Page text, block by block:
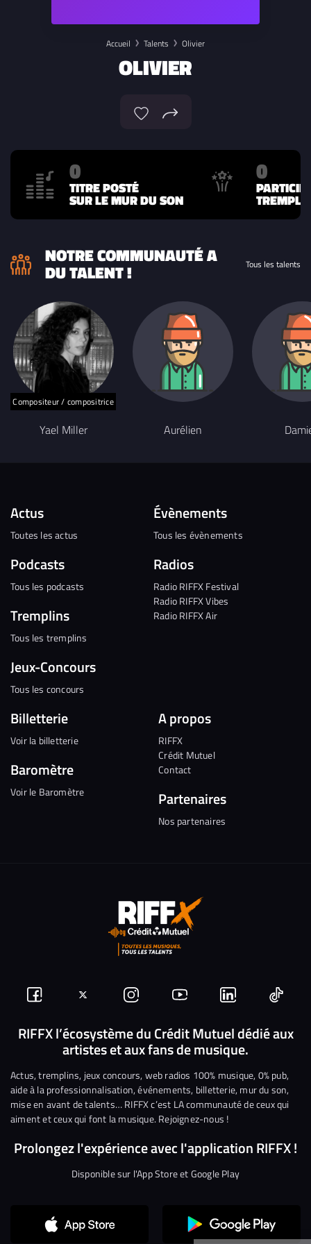
Continuer sans accepter
Accueil Talents Olivier
OLIVIER
0
TITRE POSTÉ
SUR LE MUR DU SON
0
NOTRE COMMUNAUTÉ A
DU TALENT ! Tous les talents
Compositeur / compositrice
Yael Miller Aurélien
Actus
Toutes les actus
Podcasts
Tous les podcasts
Tremplins
Tous les tremplins
Jeux-Concours
Tous les concours
Évènements
Tous les évènements
Radios
Radio RIFFX Festival
Radio RIFFX Vibes
Radio RIFFX Air
Billetterie
Voir la billetterie
Baromètre
Voir le Baromètre
A propos
RIFFX
Crédit Mutuel
Contact
Partenaires
Nos partenaires
Suivez-
nous
Facebook
Suivez-
nous
sur
Twitter
Nous
rejoindre
sur
Instagram
Nous
rejoindre
sur
YouTube
Nous
rejoindre
sur
Linkedin
Nous
RIFFX l’écosystème du Crédit Mutuel dédié aux
artistes et aux fans de musique.
Actus, tremplins, jeux concours, web radios 100% musique, 0% pub,
aide à la professionnalisation, événements, billetterie, mur du son,
mise en avant de talents… RIFFX c’est LA communauté de ceux qui
aiment et ceux qui font la musique. Rejoignez-nous !
Prolongez l'expérience avec l'application RIFFX !
Disponible sur l'App Store et Google Play